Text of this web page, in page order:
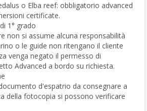
o Elba reef: obbligatorio advanced
certificate.
1° grado
non si assume alcuna responsabilità
o le guide non ritengano il cliente
venga negato il permesso di
Advanced a bordo su richiesta.
d'espatrio da consegnare a
della fotocopia si possono verificare